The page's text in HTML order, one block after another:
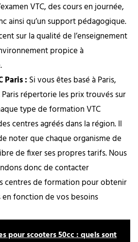
VTC, des cours en journée,
ainsi qu’un support pédagogique.
sur la qualité de l’enseignement
propice à
Paris : Si vous êtes basé à Paris,
Paris répertorie les prix trouvés sur
type de formation VTC
centres agréés dans la région. Il
noter que chaque organisme de
de fixer ses propres tarifs. Nous
donc de contacter
centres de formation pour obtenir
en fonction de vos besoins
pour scooters 50cc : quels sont